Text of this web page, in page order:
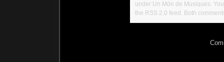
under Un Món de Musiques.
the RSS 2.0 feed. Both